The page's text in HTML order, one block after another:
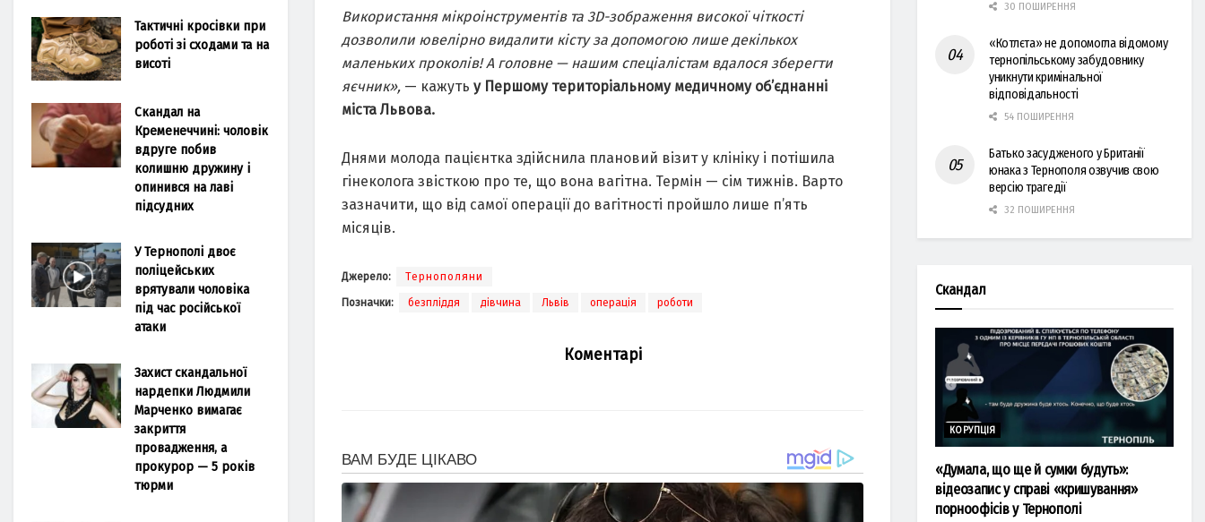
Використання мікроінструментів та 3D-зображення високої чіткості
дозволили ювелірно видалити кісту за допомогою лише декількох
маленьких проколів! А головне — нашим спеціалістам вдалося зберегти
яєчник», — кажуть у Першому територіальному медичному об’єднанні
міста Львова.
Днями молода пацієнтка здійснила плановий візит у клініку і потішила
гінеколога звісткою про те, що вона вагітна. Термін — сім тижнів. Варто
зазначити, що від самої операції до вагітності пройшло лише п’ять
місяців.
Джерело: Тернополяни
Позначки: безпліддя дівчина Львів операція роботи
Коментарі
Тактичні кросівки при
роботі зі сходами та на
висоті
Скандал на
Кременеччині: чоловік
вдруге побив
колишню дружину і
опинився на лаві
підсудних
У Тернополі двоє
поліцейських
врятували чоловіка
під час російської
атаки
Захист скандальної
нардепки Людмили
Марченко вимагає
закриття
провадження, а
прокурор — 5 років
тюрми
30 ПОШИРЕННЯ
«Котлєта» не допомогла відомому
тернопільському забудовнику
уникнути кримінальної
відповідальності
54 ПОШИРЕННЯ
Батько засудженого у Британії
юнака з Тернополя озвучив свою
версію трагедії
32 ПОШИРЕННЯ
Скандал
КОРУПЦІЯ
«Думала, що ще й сумки будуть»:
відеозапис у справі «кришування»
порноофісів у Тернополі